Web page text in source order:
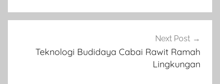
Next Post
Teknologi Budidaya Cabai Rawit Ramah
Lingkungan